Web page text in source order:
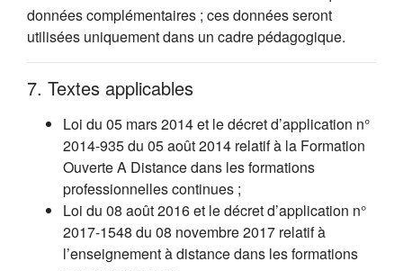
données complémentaires ; ces données seront
utilisées uniquement dans un cadre pédagogique.
7. Textes applicables
Loi du 05 mars 2014 et le décret d’application n°
2014-935 du 05 août 2014 relatif à la Formation
Ouverte A Distance dans les formations
professionnelles continues ;
Loi du 08 août 2016 et le décret d’application n°
2017-1548 du 08 novembre 2017 relatif à
l’enseignement à distance dans les formations